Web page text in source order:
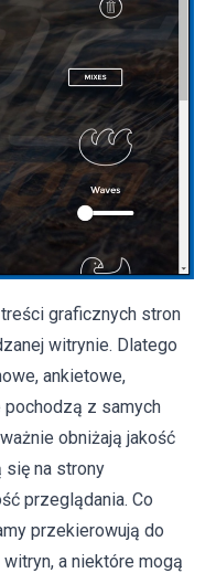
graficznych stron
witrynie. Dlatego
ankietowe,
pochodzą z samych
obniżają jakość
się na strony
przeglądania. Co
przekierowują do
a niektóre mogą